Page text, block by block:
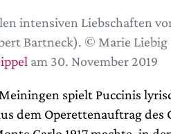
intensiven Liebschaften
Bartneck). © Marie Liebig
am 30. November 2019
spielt Puccinis
dem Operettenauftrag des